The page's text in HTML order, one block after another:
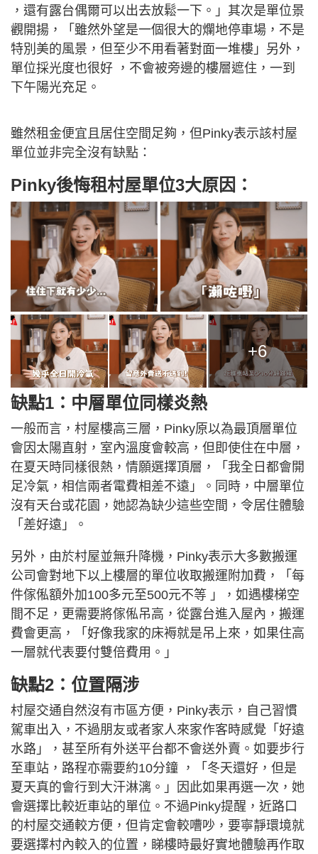
，還有露台偶爾可以出去放鬆一下。」其次是單位景
觀開揚，「雖然外望是一個很大的爛地停車場，不是
特別美的風景，但至少不用看著對面一堆樓」另外，
單位採光度也很好 ，不會被旁邊的樓層遮住，一到
下午陽光充足。
雖然租金便宜且居住空間足夠，但Pinky表示該村屋
單位並非完全沒有缺點：
Pinky後悔租村屋單位3大原因：
+6
缺點1： 中層單位同樣炎熱
一般而言，村屋樓高三層，Pinky原以為最頂層單位
會因太陽直射，室內溫度會較高，但即使住在中層，
在夏天時同樣很熱，情願選擇頂層，「我全日都會開
足冷氣，相信兩者電費相差不遠」。同時，中層單位
沒有天台或花園，她認為缺少這些空間，令居住體驗
「差好遠」。
另外，由於村屋並無升降機，Pinky表示大多數搬運
公司會對地下以上樓層的單位收取搬運附加費，「每
件傢俬額外加100多元至500元不等 」，如遇樓梯空
間不足，更需要將傢俬吊高，從露台進入屋內，搬運
費會更高，「好像我家的床褥就是吊上來，如果住高
一層就代表要付雙倍費用。」
缺點2：位置隔涉
村屋交通自然沒有市區方便，Pinky表示，自己習慣
駕車出入，不過朋友或者家人來家作客時感覺「好遠
水路」，甚至所有外送平台都不會送外賣。如要步行
至車站，路程亦需要約10分鐘 ，「冬天還好，但是
夏天真的會行到大汗淋漓。」因此如果再選一次，她
會選擇比較近車站的單位。不過Pinky提醒，近路口
的村屋交通較方便，但肯定會較嘈吵，要寧靜環境就
要選擇村內較入的位置，睇樓時最好實地體驗再作取